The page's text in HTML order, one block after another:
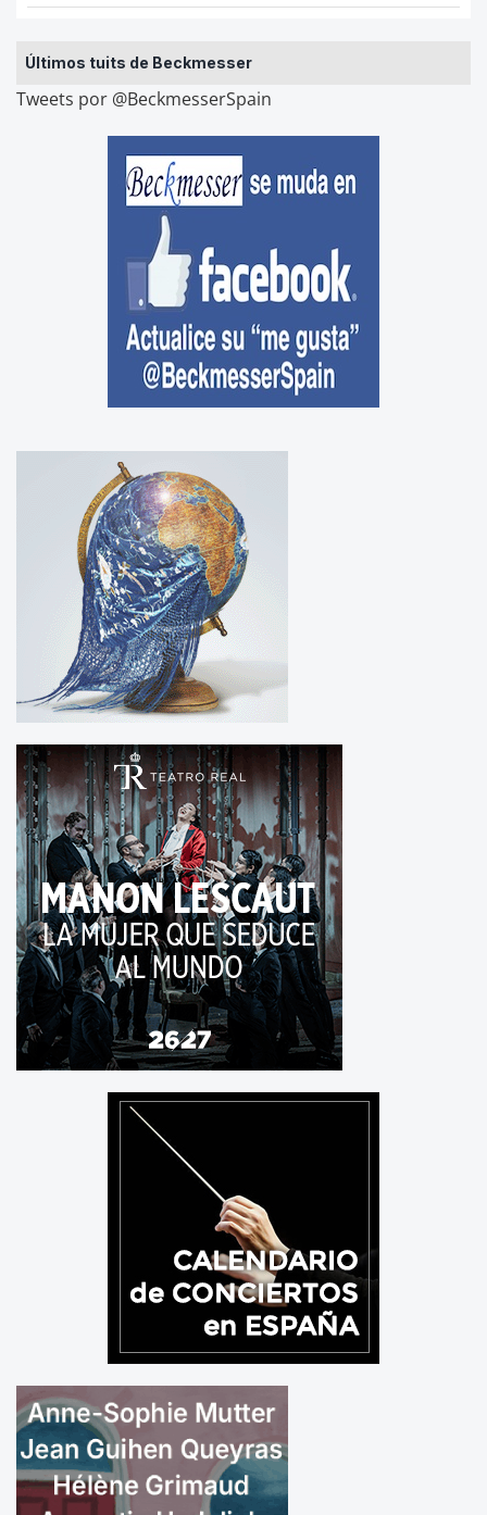
Últimos tuits de Beckmesser
Tweets por @BeckmesserSpain